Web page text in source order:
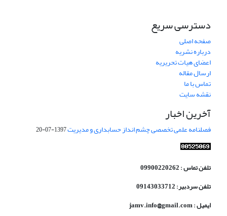
دسترسی سریع
صفحه اصلی
درباره نشریه
اعضای هیات تحریریه
ارسال مقاله
تماس با ما
نقشه سایت
آخرین اخبار
فصلنامه علمی تخصصی چشم انداز حسابداری و مدیریت1397-07-20
تلفن تماس : 09900220262
تلفن سردبیر: 09143033712
ایمیل : jamv.info@gmail.com